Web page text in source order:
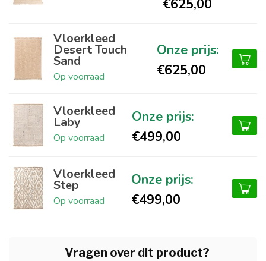
€625,00
Vloerkleed
Desert Touch
Sand
Op voorraad €625,00
Vloerkleed
Laby
Op voorraad €499,00
Vloerkleed
Step
Op voorraad €499,00
Vragen over dit product?